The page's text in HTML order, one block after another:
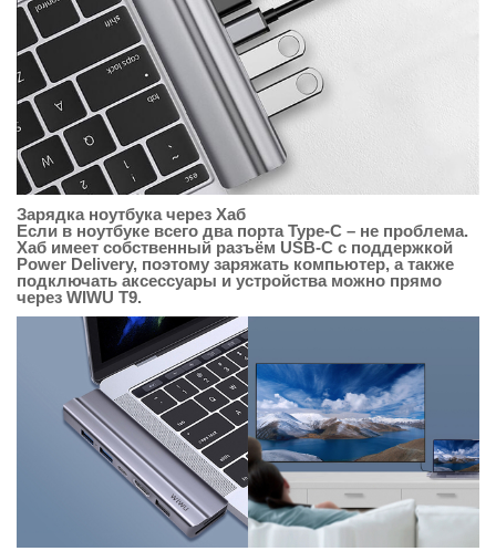
Зарядка ноутбука через Хаб
Если в ноутбуке всего два порта Type-C – не проблема.
Хаб имеет собственный разъём USB-C с поддержкой
Power Delivery, поэтому заряжать компьютер, а также
подключать аксессуары и устройства можно прямо
через WIWU T9.